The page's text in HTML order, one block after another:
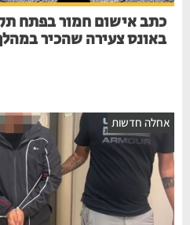
כתב אישום חמור בפתח
באונס צעירה שהכיר
אחלה חדשות